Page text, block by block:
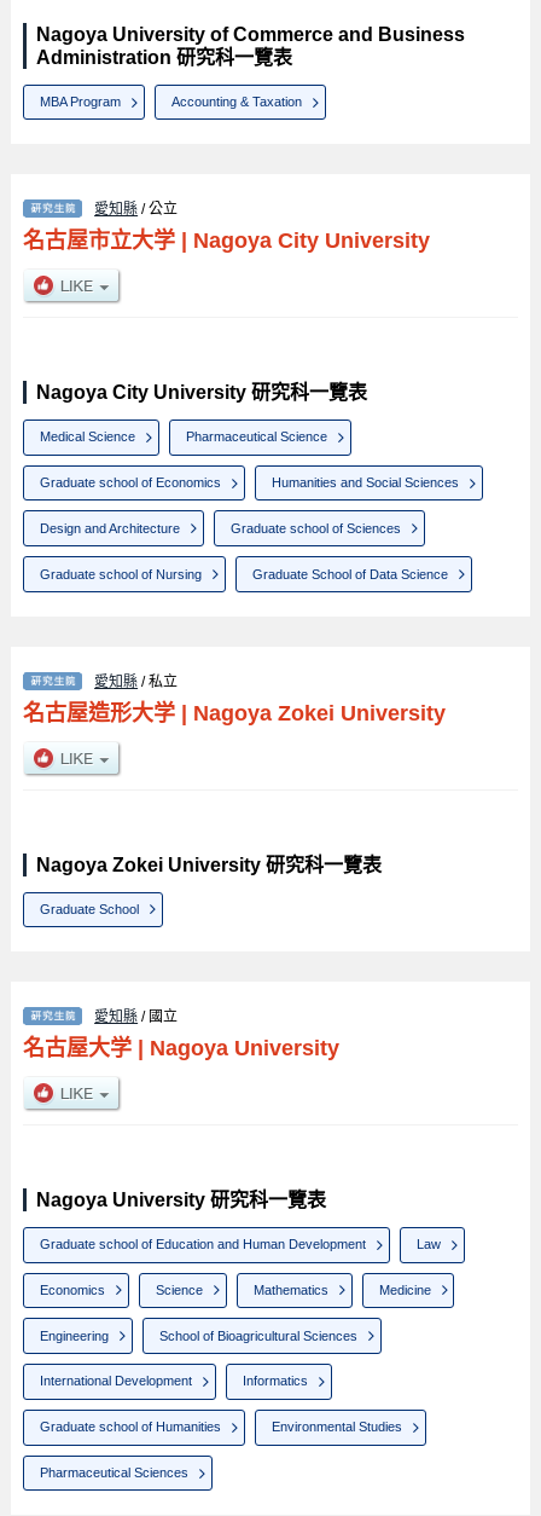
Nagoya University of Commerce and Business
Administration 研究科一覽表
MBA Program Accounting & Taxation
愛知縣 / 公立
名古屋市立大学| Nagoya City University
Nagoya City University 研究科一覽表
Medical Science Pharmaceutical Science
Graduate school of Economics Humanities and Social Sciences
Design and Architecture Graduate school of Sciences
Graduate school of Nursing Graduate School of Data Science
愛知縣 / 私立
名古屋造形大学| Nagoya Zokei University
Nagoya Zokei University 研究科一覽表
Graduate School
愛知縣 / 國立
名古屋大学| Nagoya University
Nagoya University 研究科一覽表
Graduate school of Education and Human Development Law
Economics Science Mathematics Medicine
Engineering School of Bioagricultural Sciences
International Development Informatics
Graduate school of Humanities Environmental Studies
Pharmaceutical Sciences